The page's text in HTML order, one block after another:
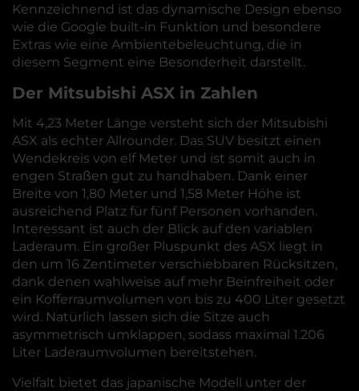
Kennzeichnend ist das dynamische Design ebenso
wie die Google built-in Funktion und besondere
Extras wie eine Ambientebeleuchtung, die in
diesem Segment eine Besonderheit darstellt.
Der Mitsubishi ASX in Zahlen
Mit 4,23 Meter Länge versteht sich der Mitsubishi
ASX als echter Allrounder. Das SUV besitzt einen
Wendekreis von elf Meter und ist somit auch in
engen Straßen gut zu handhaben. Dank einer
Breite von 1,80 Meter und 1,58 Meter Höhe ist
ausreichend Platz für fünf Personen vorhanden.
Interessant ist auch der Blick auf den variablen
Laderaum. Ein großer Pluspunkt des ASX liegt in
den um 16 Zentimeter verschiebbaren Rücksitzen,
dank denen wahlweise auf mehr Beinfreiheit oder
ein Kofferraumvolumen von bis zu 400 Liter gesetzt
wird. Natürlich lassen sich die Sitze auch
asymmetrisch umklappen, sodass maximal 1.206
Liter Laderaumvolumen bereitstehen.
Vielfalt bietet das japanische Modell unter der